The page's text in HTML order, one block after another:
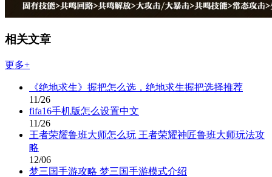
相关文章
更多+
《绝地求生》握把怎么选，绝地求生握把选择推荐
11/26
fifa16手机版怎么设置中文
11/26
王者荣耀鲁班大师怎么玩 王者荣耀神匠鲁班大师玩法攻
略
12/06
梦三国手游攻略 梦三国手游模式介绍